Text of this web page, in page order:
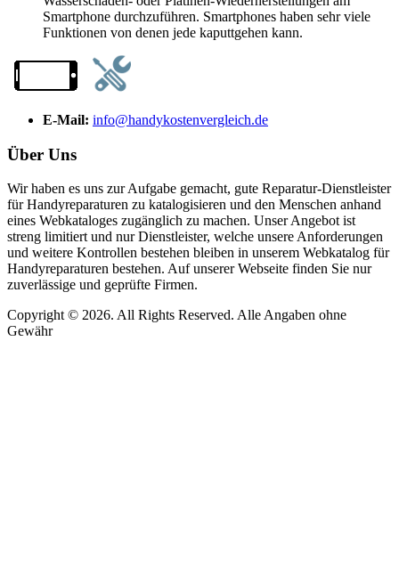
Smartphone durchzuführen. Smartphones haben sehr viele
Funktionen von denen jede kaputtgehen kann.
E-Mail: info@handykostenvergleich.de
Über Uns
Wir haben es uns zur Aufgabe gemacht, gute Reparatur-Dienstleister
für Handyreparaturen zu katalogisieren und den Menschen anhand
eines Webkataloges zugänglich zu machen. Unser Angebot ist
streng limitiert und nur Dienstleister, welche unsere Anforderungen
und weitere Kontrollen bestehen bleiben in unserem Webkatalog für
Handyreparaturen bestehen. Auf unserer Webseite finden Sie nur
zuverlässige und geprüfte Firmen.
Copyright © 2026. All Rights Reserved. Alle Angaben ohne
Gewähr